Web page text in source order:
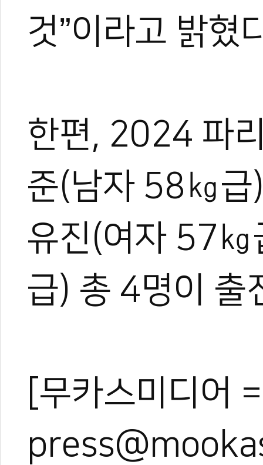
것”이라고 밝혔
한편, 2024 파
준(남자 58㎏
유진(여자 57
급) 총 4명이 출
[무카스미디어
저출산 시대,
이대훈·나태주